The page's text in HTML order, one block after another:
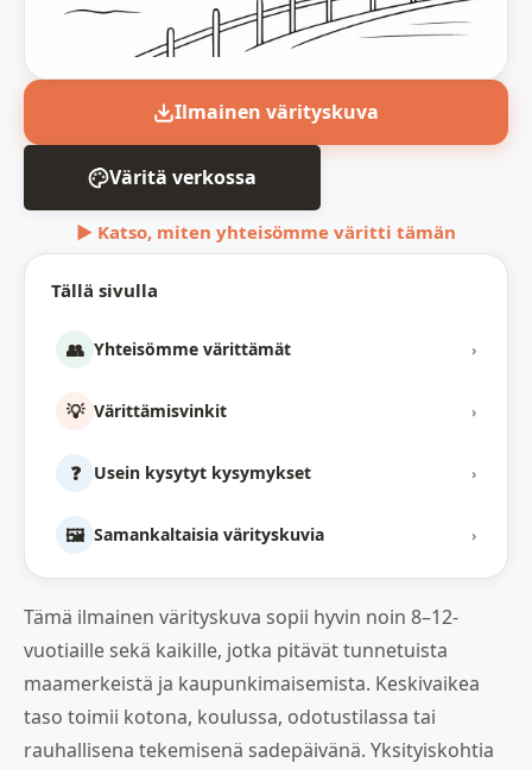
Tällä sivulla
👥 Yhteisömme värittämät ›
💡 Värittämisvinkit ›
❓ Usein kysytyt kysymykset ›
🖼️ Samankaltaisia värityskuvia ›
Ilmainen värityskuva
Väritä verkossa
▶ Katso, miten yhteisömme väritti tämän
Tämä ilmainen värityskuva sopii hyvin noin 8–12-
vuotiaille sekä kaikille, jotka pitävät tunnetuista
maamerkeistä ja kaupunkimaisemista. Keskivaikea
taso toimii kotona, koulussa, odotustilassa tai
rauhallisena tekemisenä sadepäivänä. Yksityiskohtia